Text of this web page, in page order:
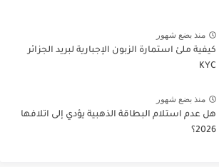
منذ بضع شهور
كيفية ملئ استمارة الزبون الإجبارية لبريد الجزائر
KYC
منذ بضع شهور
هل عدم استلام البطاقة الذهبية يؤدي إلى اتلافها
2026؟